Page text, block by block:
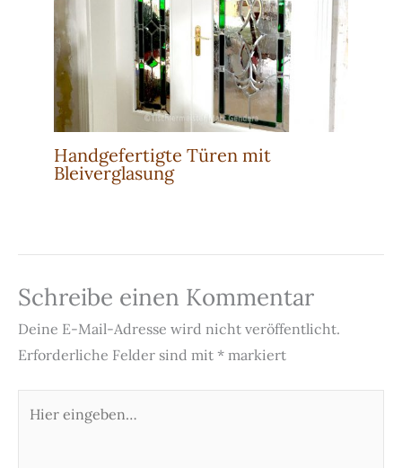
Handgefertigte Türen mit
Bleiverglasung
Schreibe einen Kommentar
Deine E-Mail-Adresse wird nicht veröffentlicht.
Erforderliche Felder sind mit * markiert
eingeben…